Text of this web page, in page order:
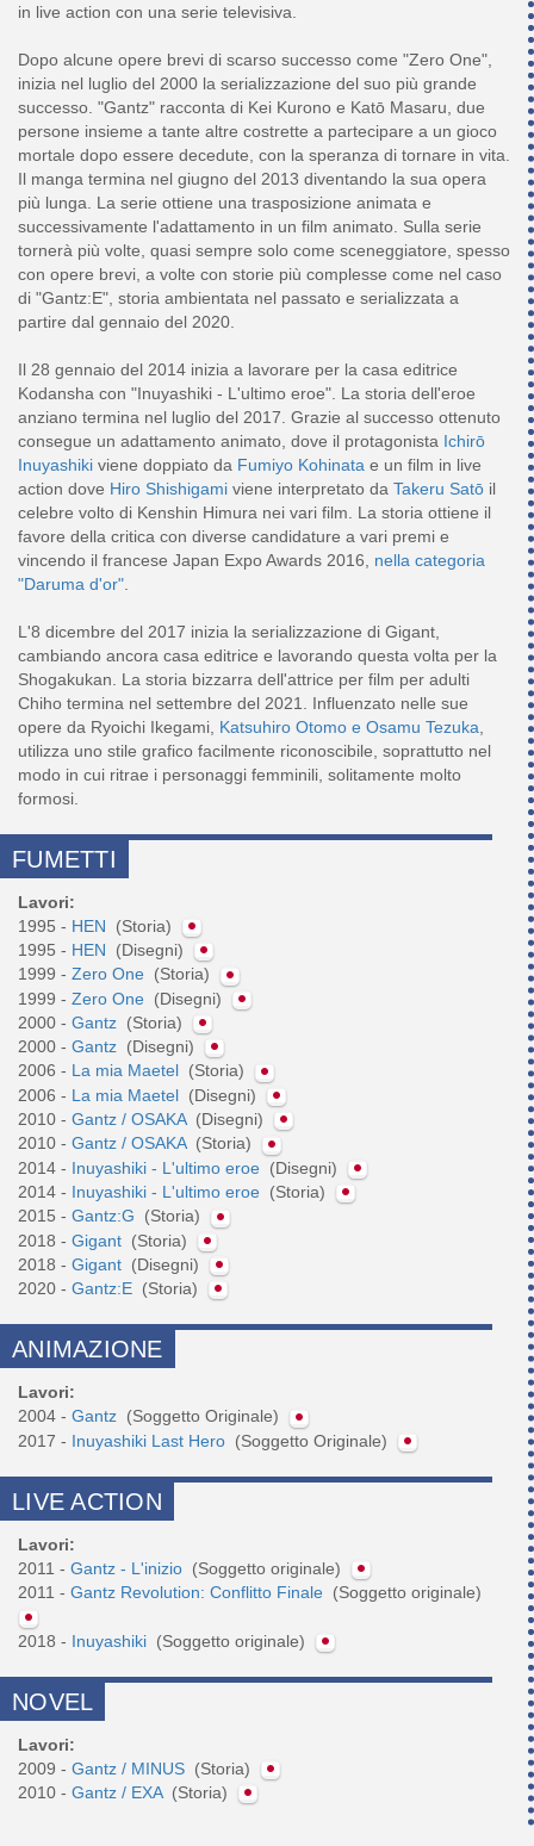
in live action con una serie televisiva.
Dopo alcune opere brevi di scarso successo come "Zero One",
inizia nel luglio del 2000 la serializzazione del suo più grande
successo. "Gantz" racconta di Kei Kurono e Katō Masaru, due
persone insieme a tante altre costrette a partecipare a un gioco
mortale dopo essere decedute, con la speranza di tornare in vita.
Il manga termina nel giugno del 2013 diventando la sua opera
più lunga. La serie ottiene una trasposizione animata e
successivamente l'adattamento in un film animato. Sulla serie
tornerà più volte, quasi sempre solo come sceneggiatore, spesso
con opere brevi, a volte con storie più complesse come nel caso
di "Gantz:E", storia ambientata nel passato e serializzata a
partire dal gennaio del 2020.
Il 28 gennaio del 2014 inizia a lavorare per la casa editrice
Kodansha con "Inuyashiki - L'ultimo eroe". La storia dell'eroe
anziano termina nel luglio del 2017. Grazie al successo ottenuto
consegue un adattamento animato, dove il protagonista Ichirō
Inuyashiki viene doppiato da Fumiyo Kohinata e un film in live
action dove Hiro Shishigami viene interpretato da Takeru Satō il
celebre volto di Kenshin Himura nei vari film. La storia ottiene il
favore della critica con diverse candidature a vari premi e
vincendo il francese Japan Expo Awards 2016, nella categoria
"Daruma d'or"
L'8 dicembre del 2017 inizia la serializzazione di Gigant,
cambiando ancora casa editrice e lavorando questa volta per la
Shogakukan. La storia bizzarra dell'attrice per film per adulti
Chiho termina nel settembre del 2021. Influenzato nelle sue
opere da Ryoichi Ikegami, Katsuhiro Otomo e Osamu Tezuka
utilizza uno stile grafico facilmente riconoscibile, soprattutto nel
modo in cui ritrae i personaggi femminili, solitamente molto
FUMETTI
Lavori:
1995 - HEN
(Storia)
1995 - HEN
(Disegni)
1999 - Zero One (Storia)
1999 - Zero One (Disegni)
2000 - Gantz (Storia)
2000 - Gantz (Disegni)
2006 - La mia Maetel (Storia)
2006 - La mia Maetel (Disegni)
2010 - Gantz / OSAKA (Disegni)
2010 - Gantz / OSAKA (Storia)
2014 - Inuyashiki - L'ultimo eroe (Disegni)
2014 - Inuyashiki - L'ultimo eroe (Storia)
2015 - Gantz:G
(Storia)
2018 - Gigant (Storia)
2018 - Gigant (Disegni)
2020 - Gantz:E (Storia)
ANIMAZIONE
Lavori:
2004 - Gantz (Soggetto Originale)
2017 - Inuyashiki Last Hero (Soggetto Originale)
LIVE ACTION
Lavori:
2011 - Gantz - L'inizio (Soggetto originale)
2011 - Gantz Revolution: Conflitto Finale (Soggetto originale)
2018 - Inuyashiki (Soggetto originale)
NOVEL
Lavori:
2009 - Gantz / MINUS (Storia)
2010 - Gantz / EXA (Storia)